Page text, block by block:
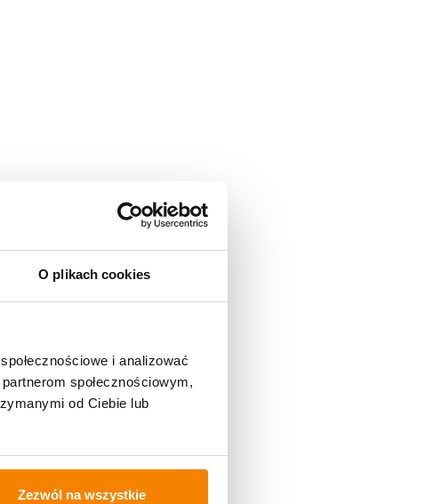
O plikach cookies
i analizować
społecznościowym,
od Ciebie lub
Zezwól na wszystkie